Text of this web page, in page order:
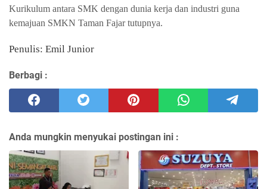
Kurikulum antara SMK dengan dunia kerja dan industri guna
kemajuan SMKN Taman Fajar tutupnya.
Penulis: Emil Junior
Berbagi :
Anda mungkin menyukai postingan ini :